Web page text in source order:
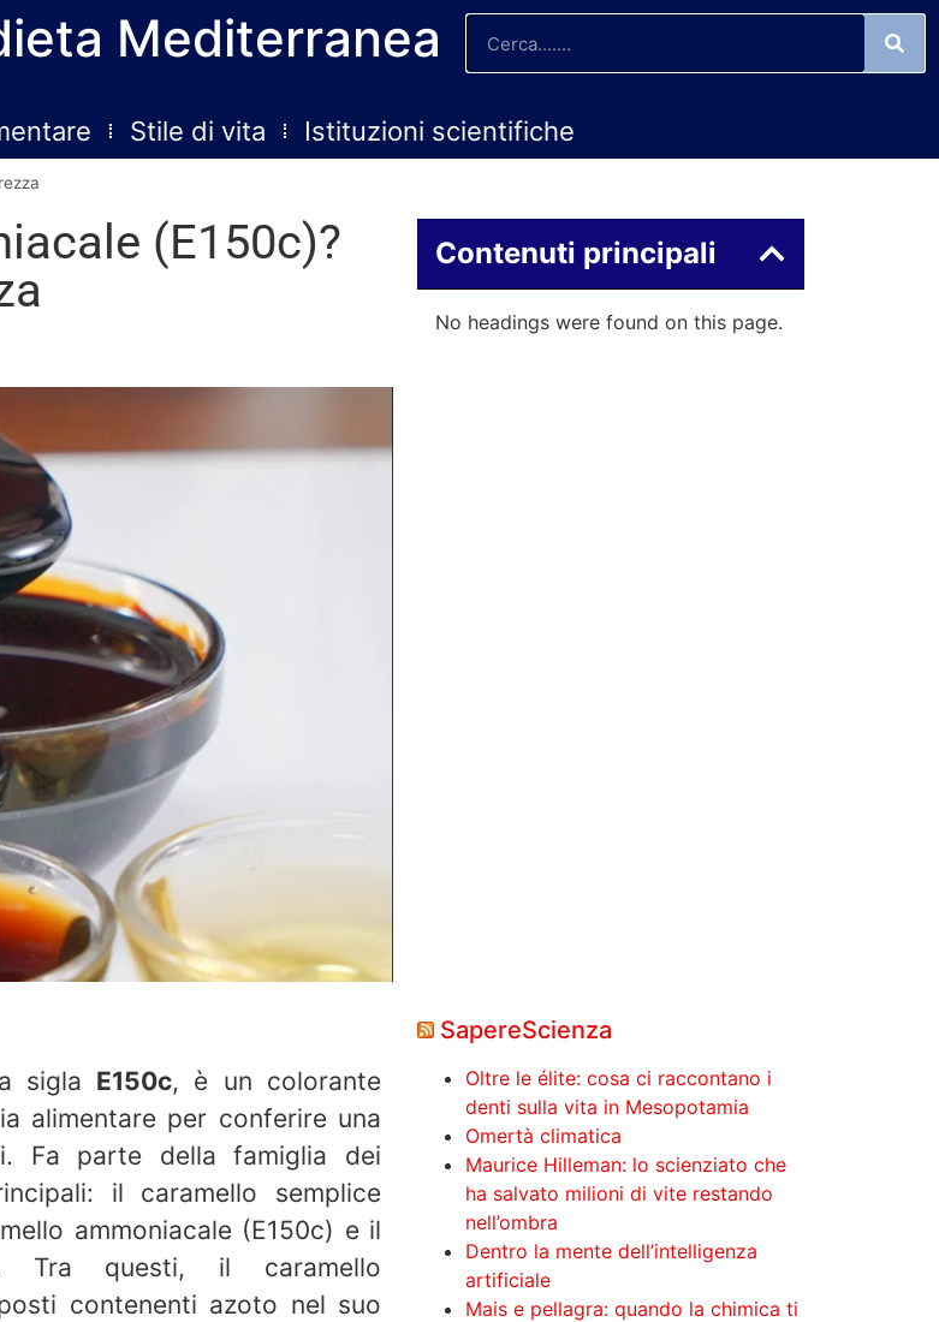
Mediterranea
Stile di vita Istituzioni scientifiche
(E150c)?
Contenuti principali
No headings were found on this page.
sigla E150c, è un colorante
alimentare per conferire una
Fa parte della famiglia dei
il caramello semplice
ammoniacale (E150c) e il
Tra questi, il caramello
contenenti azoto nel suo
SapereScienza
Oltre le élite: cosa ci raccontano i
denti sulla vita in Mesopotamia
Omertà climatica
Maurice Hilleman: lo scienziato che
ha salvato milioni di vite restando
nell’ombra
Dentro la mente dell’intelligenza
artificiale
Mais e pellagra: quando la chimica ti